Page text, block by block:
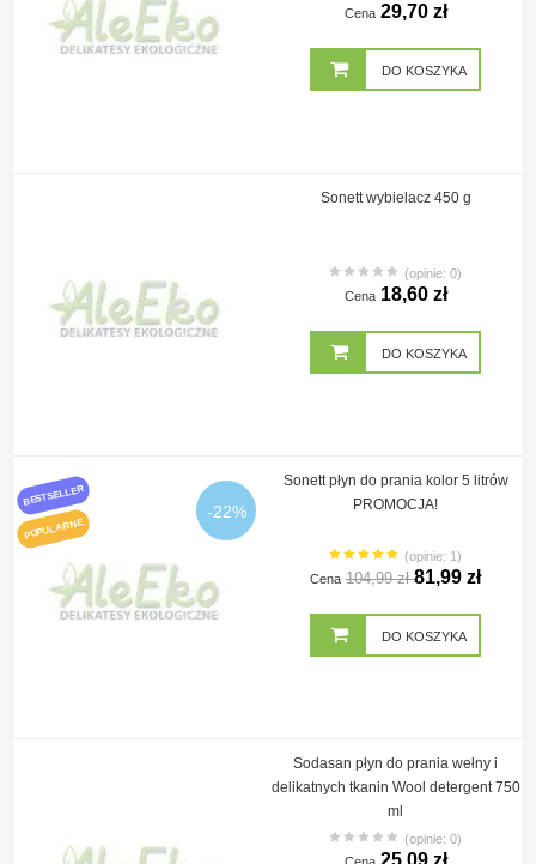
Cena 29,70 zł
DO KOSZYKA
Sonett wybielacz 450 g
(opinie: 0)
Cena 18,60 zł
DO KOSZYKA
BESTSELLER
POPULARNE
-22%
Sonett płyn do prania kolor 5 litrów
PROMOCJA!
(opinie: 1)
Cena 104,99 zł81,99 zł
DO KOSZYKA
Sodasan płyn do prania wełny i
delikatnych tkanin Wool detergent 750
ml
(opinie: 0)